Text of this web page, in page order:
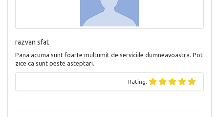
razvan sfat
Pana acuma sunt foarte multumit de serviciile dumneavoastra. Pot
zice ca sunt peste asteptari.
Rating: